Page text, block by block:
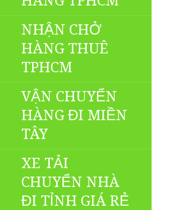
NHẬN CHỞ
HÀNG THUÊ
TPHCM
VẬN CHUYỂN
HÀNG ĐI MIỀN
TÂY
XE TẢI
CHUYỂN NHÀ
ĐI TỈNH GIÁ RẺ